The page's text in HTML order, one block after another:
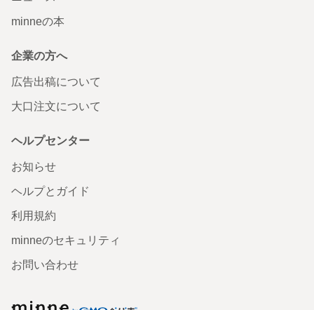
minneの本
企業の方へ
広告出稿について
大口注文について
ヘルプセンター
お知らせ
ヘルプとガイド
利用規約
minneのセキュリティ
お問い合わせ